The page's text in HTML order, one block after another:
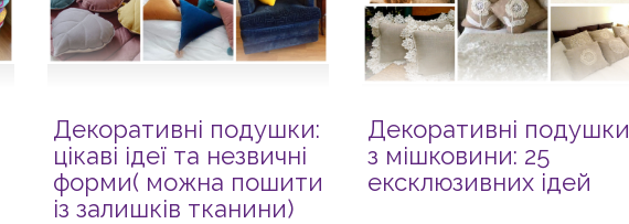
Декоративні подушки:
цікаві ідеї та незвичні
форми( можна пошити
із залишків тканини)
Декоративні подушки
з мішковини: 25
ексклюзивних ідей